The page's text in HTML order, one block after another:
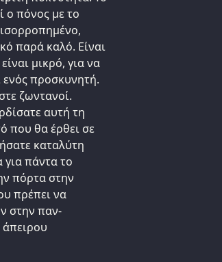
ο πόνος με το
ισορροπημένο,
παρά καλό. Είναι
μικρό, για να
ενός προσκυνητή.
ζωντανοί.
αυτή τη
που θα έρθει σε
καταλύτη
για πάντα το
πόρτα στην
πρέπει να
στην παν-